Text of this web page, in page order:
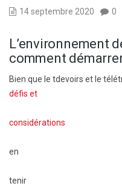
14 septembre 2020 0
L’environnement
comment
Bien que le tdevoirs et le
défis et
considérations
en
tenir